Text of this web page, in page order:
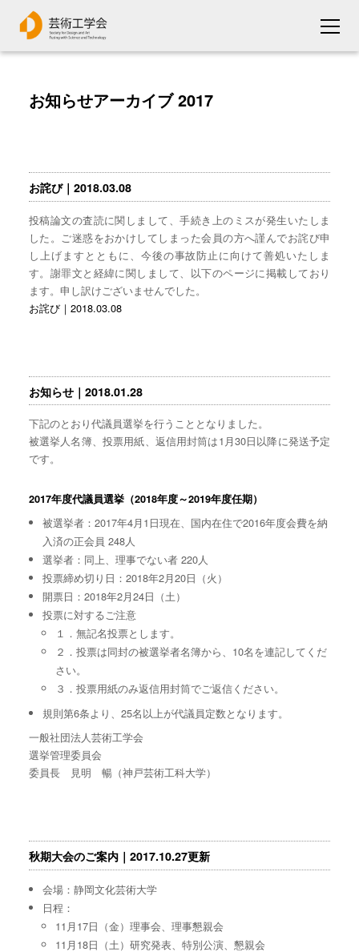
お知らせアーカイブ 2017
お詫び｜2018.03.08
投稿論文の査読に関しまして、手続き上のミスが発生いたしま
した。ご迷惑をおかけしてしまった会員の方へ謹んでお詫び申
し上げますとともに、今後の事故防止に向けて善処いたしま
す。謝罪文と経緯に関しまして、以下のページに掲載しており
ます。申し訳けございませんでした。
お詫び｜2018.03.08
お知らせ｜2018.01.28
下記のとおり代議員選挙を行うこととなりました。
被選挙人名簿、投票用紙、返信用封筒は1月30日以降に発送予定
です。
2017年度代議員選挙（2018年度～2019年度任期）
被選挙者：2017年4月1日現在、国内在住で2016年度会費を納
入済の正会員 248人
選挙者：同上、理事でない者 220人
投票締め切り日：2018年2月20日（火）
開票日：2018年2月24日（土）
投票に対するご注意
１．無記名投票とします。
２．投票は同封の被選挙者名簿から、10名を連記してくだ
さい。
３．投票用紙のみ返信用封筒でご返信ください。
規則第6条より、25名以上が代議員定数となります。
一般社団法人芸術工学会
選挙管理委員会
委員長 見明 暢（神戸芸術工科大学）
秋期大会のご案内｜2017.10.27更新
会場：静岡文化芸術大学
日程：
11月17日（金）理事会、理事懇親会
11月18日（土）研究発表、特別公演、懇親会